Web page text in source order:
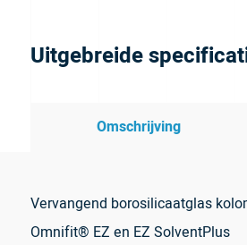
Uitgebreide
Omschrijving
Vervangend borosilicaatglas
Omnifit® EZ en EZ SolventPlus